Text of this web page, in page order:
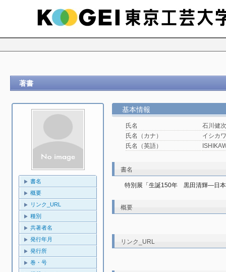
著書
書名
概要
リンク_URL
種別
共著者名
発行年月
発行所
巻・号
基本情報
氏名
石川健次
氏名（カナ）
イシカ
氏名（英語）
書名
特別展「生誕150年 黒田清輝―日本
概要
リンク_URL